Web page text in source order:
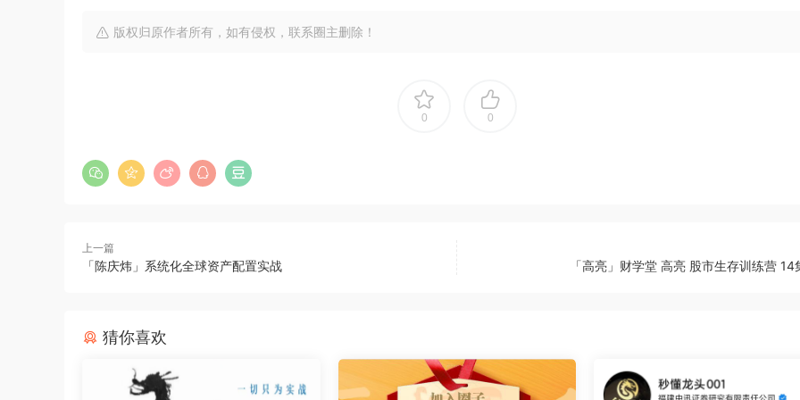
版权归原作者所有，如有侵权，联系圈主删除！
0 0
上一篇
「陈庆炜」系统化全球资产配置实战 「高亮」财学堂 高亮 股市生存训练营 14
猜你喜欢